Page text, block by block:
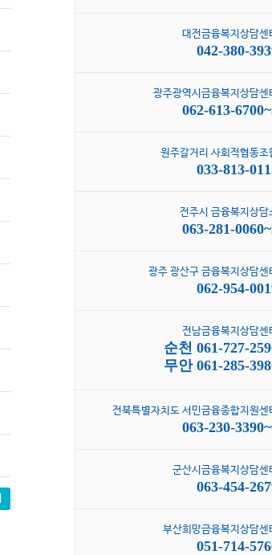
대전금융복지상담센
042-380-
광주광역시금융복지상담센
062-613-
원주갈거리 사회적협동조
033-813-
전주시 금융복지상담
063-281-
광주 광산구 금융복지상담센
062-954-
전남금융복지상담센
순천 061-727-
무안 061-285-
전북특별자치도 서민금융종합지원센
063-230-
군산시금융복지상담센
063-454-
부산희망금융복지상담센
051-714-